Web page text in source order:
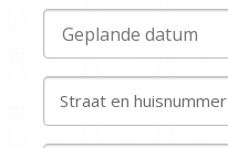
Straat en huisnummer